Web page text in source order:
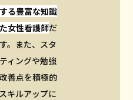
る豊富な知識
女性看護師だ
。また、スタ
ィングや勉強
善点を積極的
キルアップに